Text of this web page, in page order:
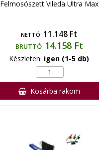
Felmosószett Vileda Ultra Max
NETTÓ 11.148 Ft
BRUTTÓ 14.158 Ft
Készleten: igen (1-5 db)
Kosárba rakom